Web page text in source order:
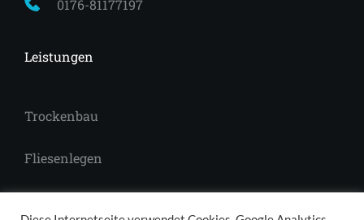
0176-81177197
Leistungen
Trockenbau
Fliesenlegen